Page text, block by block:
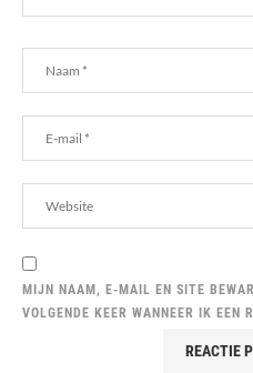
MIJN NAAM, E-MAIL EN SITE
VOLGENDE KEER WANNEER IK EEN